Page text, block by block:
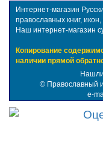
Интернет-магазин
православных книг,
Наш интернет-магазин
Копирование
наличии прямой
© Православный
e-